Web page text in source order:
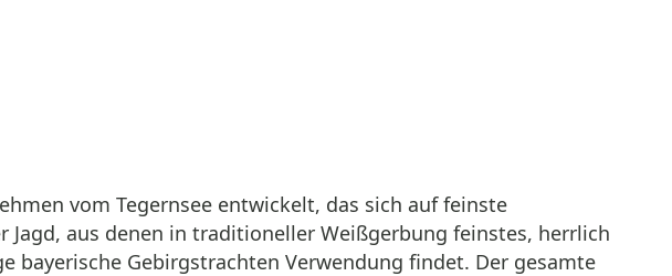
vom Tegernsee entwickelt, das sich auf feinste
aus denen in traditioneller Weißgerbung feinstes, herrlich
Gebirgstrachten Verwendung findet. Der gesamte